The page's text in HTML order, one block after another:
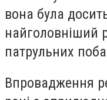
вона була
найголовніший
патрульних
Впровадження